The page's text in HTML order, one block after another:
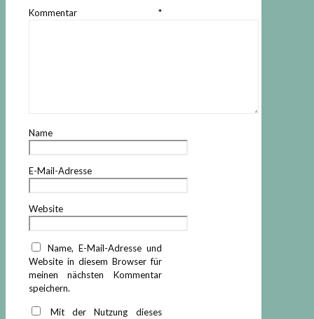
Kommentar *
Name
E-Mail-Adresse
Website
Name, E-Mail-Adresse und
Website in diesem Browser für
meinen nächsten Kommentar
speichern.
Mit der Nutzung dieses